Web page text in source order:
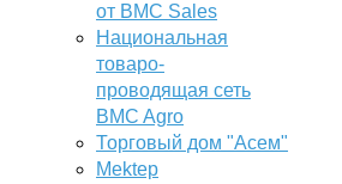
от BMC Sales
Национальная
товаро-
проводящая сеть
BMC Agro
Торговый дом "Асем"
Mektep